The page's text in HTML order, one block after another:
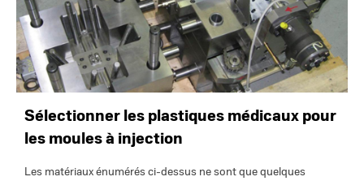
Sélectionner les plastiques médicaux pour
les moules à injection
Les matériaux énumérés ci-dessus ne sont que quelques